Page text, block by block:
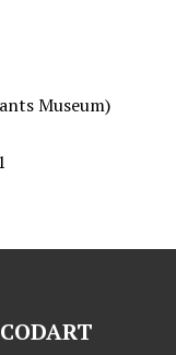
Museum)